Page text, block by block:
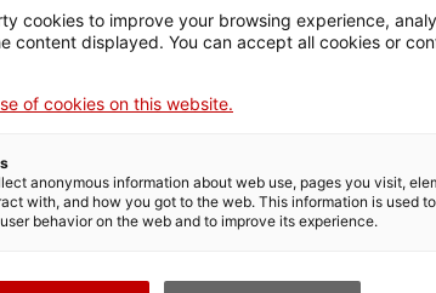
utilitat'. De la mateixa
referència a allò que
producció de
rendible', i el verb
Amb aquests
rentable, que en català
tampoc les formes
existeixen.
cookies to improve your browsing experience,
content displayed. You can accept all cookies or
of cookies on this website.
anonymous information about web use, pages you visit,
with, and how you got to the web. This information is used to
behavior on the web and to improve its experience.